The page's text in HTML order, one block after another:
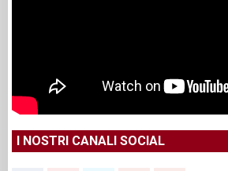
I NOSTRI CANALI SOCIAL